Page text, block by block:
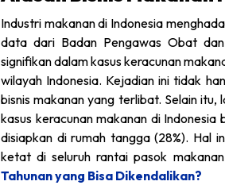
Industri makanan di Indonesia
data dari Badan Pengawas Obat
signifikan dalam kasus keracunan
wilayah Indonesia. Kejadian ini tidak
bisnis makanan yang terlibat.​ Selain
kasus keracunan makanan di
disiapkan di rumah tangga (28%). Hal
ketat di seluruh rantai pasok
Tahunan yang Bisa Dikendalikan?